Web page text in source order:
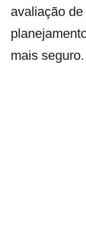
avaliação
mais seguro.